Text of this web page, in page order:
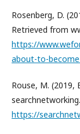
Rosenberg, D.
Retrieved from
https://
about-to-
Rouse, M. (2019,
https://